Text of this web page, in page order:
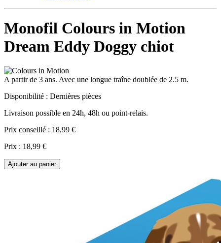
Monofil Colours in Motion
Dream Eddy Doggy chiot
A partir de 3 ans. Avec une longue traîne doublée de 2.5 m.
Disponibilité : Dernières pièces
Livraison possible en 24h, 48h ou point-relais.
Prix conseillé : 18,99 €
Prix : 18,99 €
Ajouter au panier